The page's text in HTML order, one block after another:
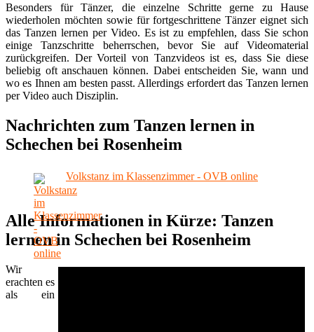
Besonders für Tänzer, die einzelne Schritte gerne zu Hause
wiederholen möchten sowie für fortgeschrittene Tänzer eignet sich
das Tanzen lernen per Video. Es ist zu empfehlen, dass Sie schon
einige Tanzschritte beherrschen, bevor Sie auf Videomaterial
zurückgreifen. Der Vorteil von Tanzvideos ist es, dass Sie diese
beliebig oft anschauen können. Dabei entscheiden Sie, wann und
wo es Ihnen am besten passt. Allerdings erfordert das Tanzen lernen
per Video auch Disziplin.
Nachrichten zum Tanzen lernen in
Schechen bei Rosenheim
Volkstanz im Klassenzimmer - OVB online
Alle Informationen in Kürze: Tanzen
lernen in Schechen bei Rosenheim
Wir
erachten es
als ein